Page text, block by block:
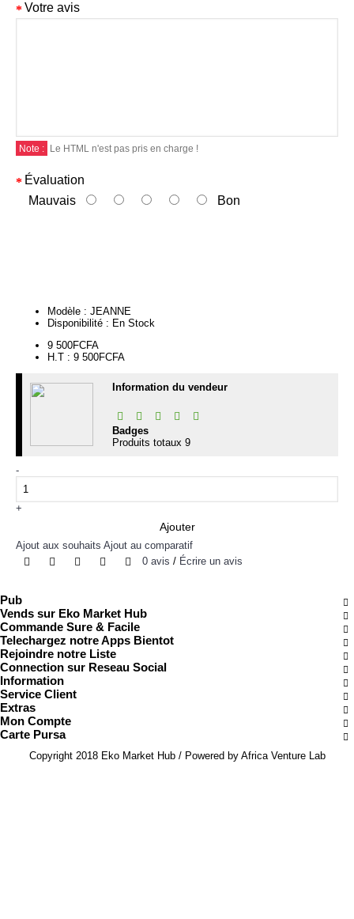
Votre avis
Note : Le HTML n'est pas pris en charge !
Évaluation
Mauvais
Bon
Modèle : JEANNE
Disponibilité : En Stock
9 500FCFA
H.T : 9 500FCFA
Information du vendeur
Badges
Produits totaux 9
-
+
Ajouter
Ajout aux souhaits Ajout au comparatif
0 avis / Écrire un avis
Pub
Vends sur Eko Market Hub
Commande Sure & Facile
Telechargez notre Apps Bientot
Rejoindre notre Liste
Connection sur Reseau Social
Information
Service Client
Extras
Mon Compte
Carte Pursa
Copyright 2018 Eko Market Hub / Powered by Africa Venture Lab